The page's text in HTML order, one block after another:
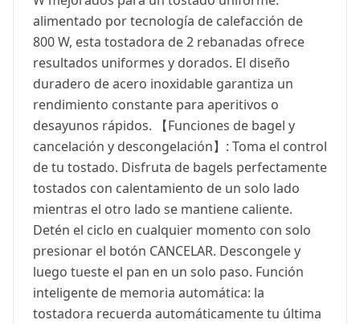
alimentado por tecnología de calefacción de
800 W, esta tostadora de 2 rebanadas ofrece
resultados uniformes y dorados. El diseño
duradero de acero inoxidable garantiza un
rendimiento constante para aperitivos o
desayunos rápidos. 【Funciones de bagel y
cancelación y descongelación】: Toma el control
de tu tostado. Disfruta de bagels perfectamente
tostados con calentamiento de un solo lado
mientras el otro lado se mantiene caliente.
Detén el ciclo en cualquier momento con solo
presionar el botón CANCELAR. Descongele y
luego tueste el pan en un solo paso. Función
inteligente de memoria automática: la
tostadora recuerda automáticamente tu última